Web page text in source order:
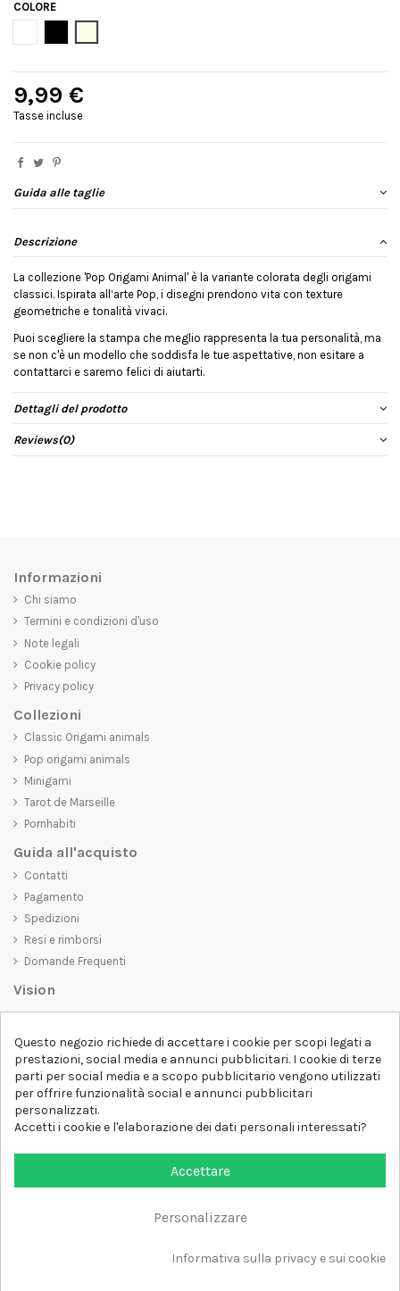
COLORE
9,99 €
Tasse incluse
Guida alle taglie
Descrizione
La collezione 'Pop Origami Animal' è la variante colorata degli origami
classici. Ispirata all’arte Pop, i disegni prendono vita con texture
geometriche e tonalità vivaci.
Puoi scegliere la stampa che meglio rappresenta la tua personalità, ma
se non c'è un modello che soddisfa le tue aspettative, non esitare a
contattarci e saremo felici di aiutarti.
Dettagli del prodotto
Reviews(0)
Informazioni
Chi siamo
Termini e condizioni d'uso
Note legali
Cookie policy
Privacy policy
Collezioni
Classic Origami animals
Pop origami animals
Minigami
Tarot de Marseille
Pornhabiti
Guida all'acquisto
Contatti
Pagamento
Spedizioni
Resi e rimborsi
Domande Frequenti
Vision
belli da vedere, ma che trasmettano anche un messaggio importante.
Che siate alla ricerca di una t-shirt unica e di tendenza, di una felpa
comoda e accogliente o di un accessorio esclusivo,D-SHIRTha
qualcosa per tutti.
Follow us
Questo negozio richiede di accettare i cookie per scopi legati a
prestazioni, social media e annunci pubblicitari. I cookie di terze
parti per social media e a scopo pubblicitario vengono utilizzati
per offrire funzionalità social e annunci pubblicitari
personalizzati.
Accetti i cookie e l'elaborazione dei dati personali interessati?
Accettare
Personalizzare
Informativa sulla privacy e sui cookie